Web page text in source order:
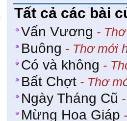
Tất cả các bài
Vấn Vương -
Buông - Thơ mới
Có và không -
Bất Chợt - Thơ
Ngày Tháng Cũ
Mừng Hoa Giáp